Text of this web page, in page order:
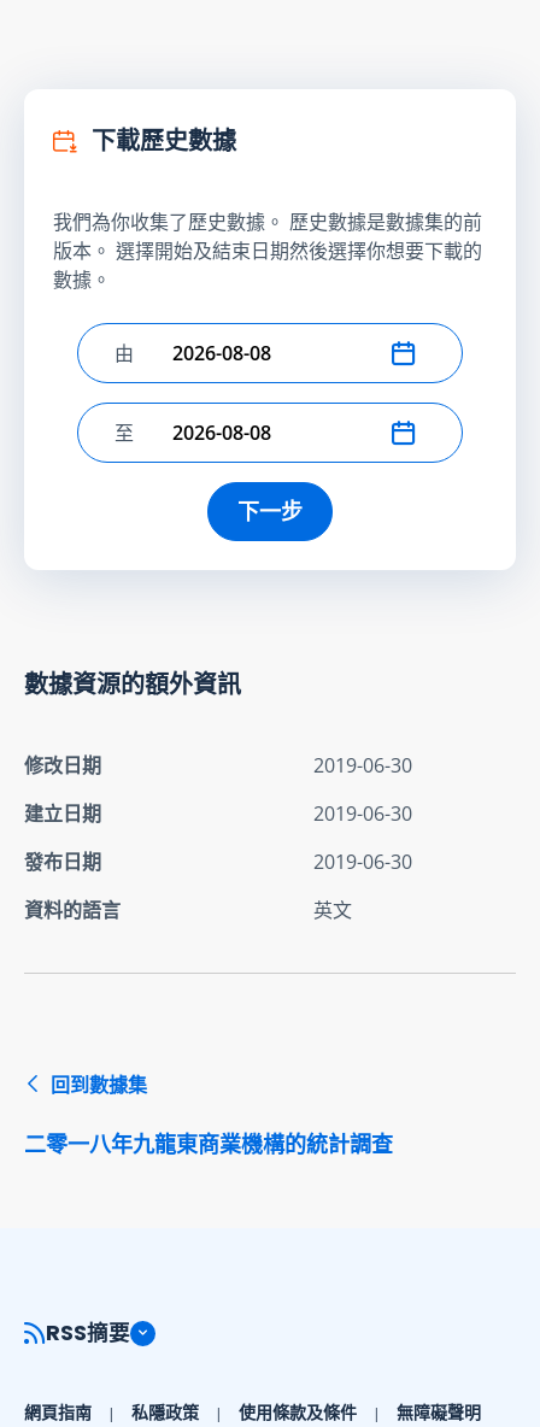
下載歷史數據
我們為你收集了歷史數據。 歷史數據是數據集的前
版本。 選擇開始及結束日期然後選擇你想要下載的
數據。
選擇開始日期
由
選擇結束日期
至
下一步
數據資源的額外資訊
修改日期
2019-06-30
建立日期
2019-06-30
發布日期
2019-06-30
資料的語言
英文
回到數據集
二零一八年九龍東商業機構的統計調查
RSS摘要
網頁指南 私隱政策 使用條款及條件 無障礙聲明